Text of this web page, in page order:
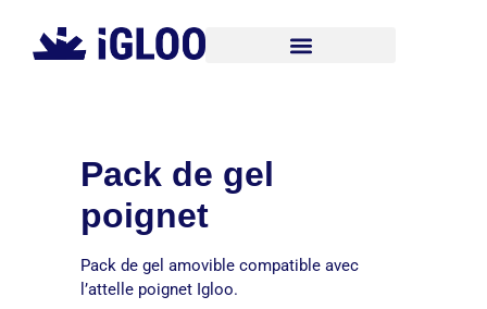
Pack de gel
poignet
Pack de gel amovible compatible avec
l’attelle poignet Igloo.